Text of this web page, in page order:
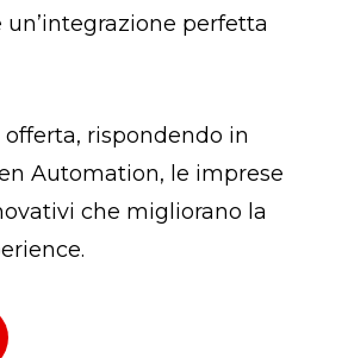
perfetta
rispondendo in
Automation, le imprese
che migliorano la